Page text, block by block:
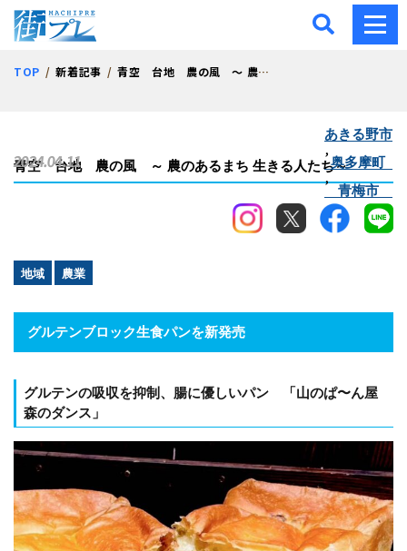
街プレ -東京・西多摩の
TOP 新着記事 青空 台地 農の風 ～ 農のあるまち 生きる人たち～
青空 台地 農の風 ～ 農のあるまち 生きる人たち～
地域 農業
2024.04.11
あきる野市
,
奥多摩町
,
青梅市
グルテンブロック生食パンを新発売
グルテンの吸収を抑制、腸に優しいパン 「山のぱ〜ん屋
森のダンス」